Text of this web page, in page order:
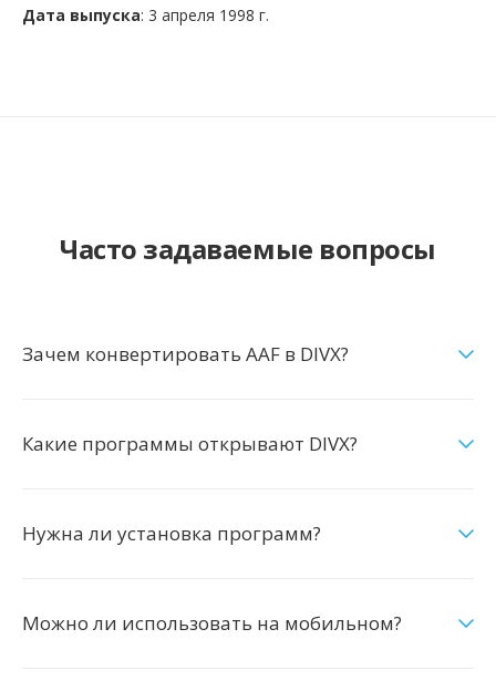
Дата выпуска: 3 апреля 1998 г.
Часто задаваемые вопросы
Зачем конвертировать AAF в DIVX?
Какие программы открывают DIVX?
Нужна ли установка программ?
Можно ли использовать на мобильном?